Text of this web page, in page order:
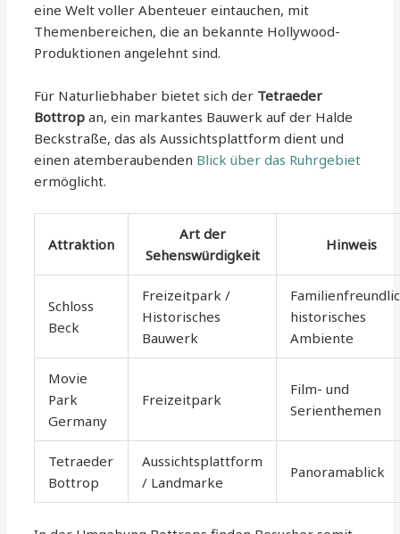
eine Welt voller Abenteuer eintauchen, mit
Themenbereichen, die an bekannte Hollywood-
Produktionen angelehnt sind.
Für Naturliebhaber bietet sich der Tetraeder
Bottrop an, ein markantes Bauwerk auf der Halde
Beckstraße, das als Aussichtsplattform dient und
einen atemberaubenden Blick über das Ruhrgebiet
ermöglicht.
Attraktion
Art der
Sehenswürdigkeit
Hinweis
Schloss
Beck
Freizeitpark /
Historisches
Bauwerk
historisches
Ambiente
Movie
Park
Germany
Freizeitpark
Film- und
Serienthemen
Tetraeder
Bottrop
Aussichtsplattform
/ Landmarke
Panoramablick